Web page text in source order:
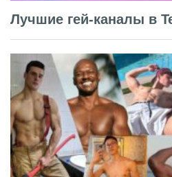
Лучшие гей-каналы в